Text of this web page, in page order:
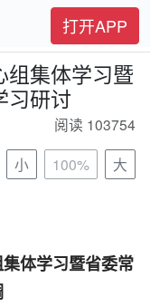
打开APP
组集体学习暨
习研讨
阅读 103754
小
100% 大
体学习暨省委常